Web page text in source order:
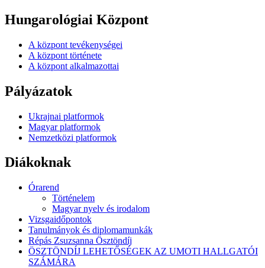
Hungarológiai Központ
A központ tevékenységei
A központ története
A központ alkalmazottai
Pályázatok
Ukrajnai platformok
Magyar platformok
Nemzetközi platformok
Diákoknak
Órarend
Történelem
Magyar nyelv és irodalom
Vizsgaidőpontok
Tanulmányok és diplomamunkák
Répás Zsuzsanna Ösztöndíj
ÖSZTÖNDÍJ LEHETŐSÉGEK AZ UMOTI HALLGATÓI
SZÁMÁRA